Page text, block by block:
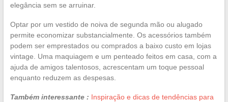
elegância sem se arruinar.
Optar por um vestido de noiva de segunda mão ou alugado
permite economizar substancialmente. Os acessórios também
podem ser emprestados ou comprados a baixo custo em lojas
vintage. Uma maquiagem e um penteado feitos em casa, com a
ajuda de amigos talentosos, acrescentam um toque pessoal
enquanto reduzem as despesas.
Também interessante : Inspiração e dicas de tendências para